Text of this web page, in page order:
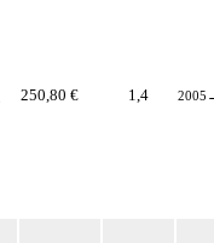
250,80 € 1,4 2005